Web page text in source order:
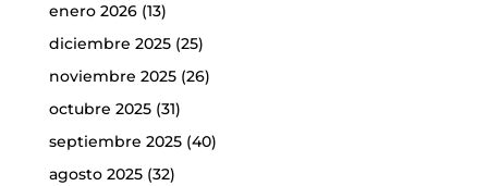
enero 2026(13)
diciembre 2025(25)
noviembre 2025(26)
octubre 2025(31)
septiembre 2025(40)
agosto 2025(32)